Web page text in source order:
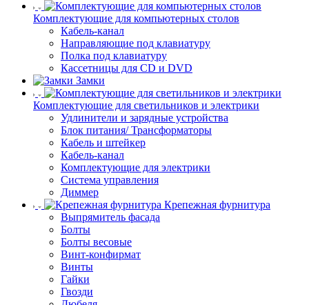
Комплектующие для компьютерных столов
Кабель-канал
Направляющие под клавиатуру
Полка под клавиатуру
Кассетницы для CD и DVD
Замки
Комплектующие для светильников и электрики
Удлинители и зарядные устройства
Блок питания/ Трансформаторы
Кабель и штейкер
Кабель-канал
Комплектующие для электрики
Система управления
Диммер
Крепежная фурнитура
Выпрямитель фасада
Болты
Болты весовые
Винт-конфирмат
Винты
Гайки
Гвозди